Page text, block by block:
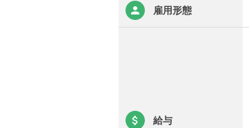
雇用形態
給与